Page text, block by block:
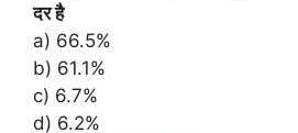
दर है
a) 66.5%
b) 61.1%
c) 6.7%
d) 6.2%